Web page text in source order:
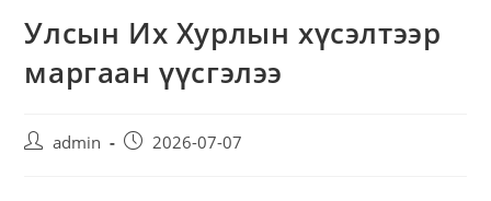
Улсын Их Хурлын хүсэлтээр
маргаан үүсгэлээ
admin 2026-07-07